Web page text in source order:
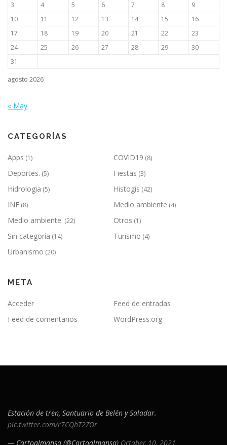
n
a
d
a
agosto 2026
3
4 5 6 7 8
9
10
11 12 13 14 15
16
17
18 19 20 21 22
23
24
25 26 27 28 29
30
31
« May
CATEGORÍAS
Apps (1) COVID19 (8)
Deportes. (5) Fiestas (3)
Hidrologia (5) Histogis (42)
INE (8) Medio ambiente (4)
Medio ambiente. (22) Otros (1)
Sin categoría (14) Turismo (4)
Urbanismo (20)
META
Acceder
Feed de entradas
Feed de comentarios
WordPress.org
Estación de tren, Santuario de Belén y Saladar.
pic.twitter.com/r7CQhT2ZOr
— Cartoalmansa (@Cartoalmansa) October 10, 2021